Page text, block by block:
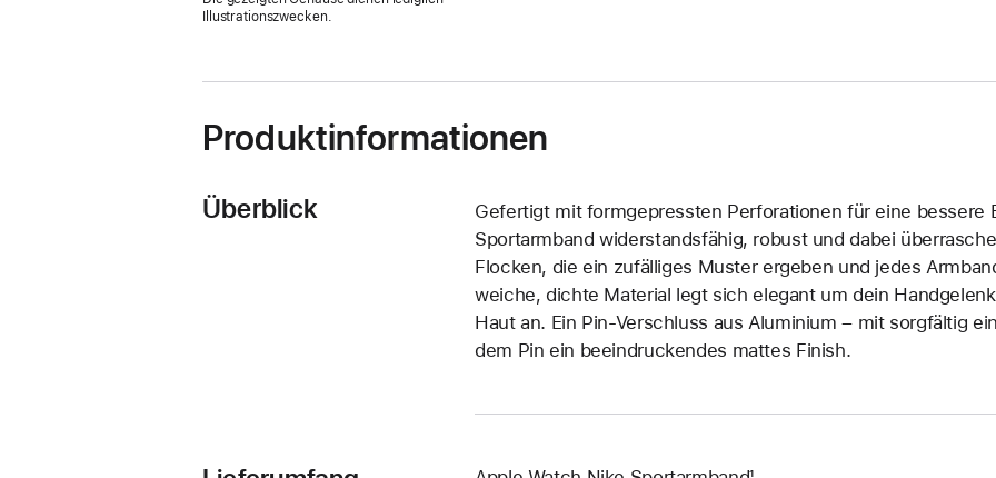
Fenster)
Illustrationszwecken.
Produktinformationen
Überblick
Gefertigt mit formgepressten Perforationen für eine bessere
Sportarmband widerstandsfähig, robust und dabei
Flocken, die ein zufälliges Muster ergeben und jedes
weiche, dichte Material legt sich elegant um dein
Haut an. Ein Pin-Verschluss aus Aluminium – mit sorgfältig
dem Pin ein beeindruckendes mattes Finish.